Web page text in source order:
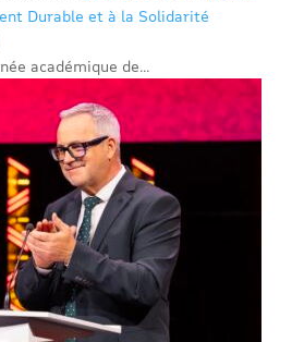
Durable et à la Solidarité
académique de...